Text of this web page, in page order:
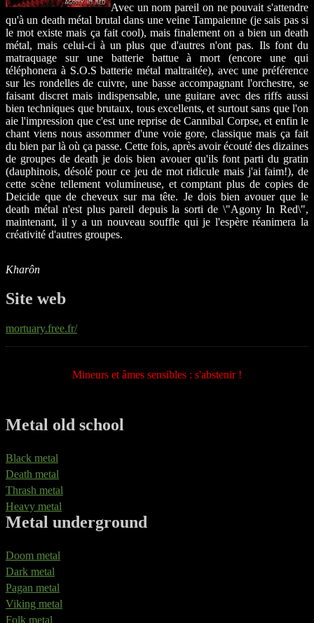
Avec un nom pareil on ne pouvait s'attendre
qu'à un death métal brutal dans une veine Tampaienne (je sais pas si
le mot existe mais ça fait cool), mais finalement on a bien un death
métal, mais celui-ci à un plus que d'autres n'ont pas. Ils font du
matraquage sur une batterie battue à mort (encore une qui
téléphonera à S.O.S batterie métal maltraitée), avec une préférence
sur les rondelles de cuivre, une basse accompagnant l'orchestre, se
faisant discret mais indispensable, une guitare avec des riffs aussi
bien techniques que brutaux, tous excellents, et surtout sans que l'on
aie l'impression que c'est une reprise de Cannibal Corpse, et enfin le
chant viens nous assommer d'une voie gore, classique mais ça fait
du bien par là où ça passe. Cette fois, après avoir écouté des dizaines
de groupes de death je dois bien avouer qu'ils font parti du gratin
(dauphinois, désolé pour ce jeu de mot ridicule mais j'ai faim!), de
cette scène tellement volumineuse, et comptant plus de copies de
Deicide que de cheveux sur ma tête. Je dois bien avouer que le
death métal n'est plus pareil depuis la sorti de \"Agony In Red\",
maintenant, il y a un nouveau souffle qui je l'espère réanimera la
créativité d'autres groupes.
Kharôn
Site web
mortuary.free.fr/
Mineurs et âmes sensibles : s'abstenir !
Metal old school
Black metal
Death metal
Thrash metal
Heavy metal
Metal underground
Doom metal
Dark metal
Pagan metal
Viking metal
Folk metal